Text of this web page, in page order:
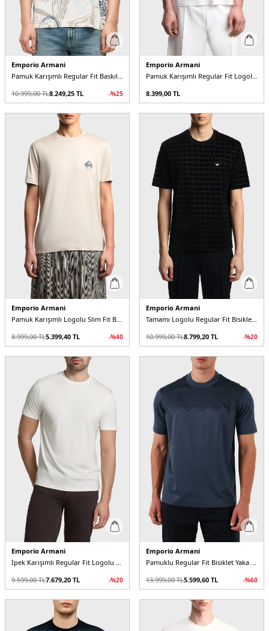
Emporio Armani
Pamuk Karışımlı Regular Fit Baskılı Bisiklet Yaka Erkek T Shirt
10.999,00TL8.249,25 TL -%25
Emporio Armani
Pamuk Karışımlı Regular Fit Logolu Bisiklet Yaka Erkek T Shirt
8.399,00 TL
Emporio Armani
Pamuk Karışımlı Logolu Slim Fit Bisiklet Yaka Erkek T Shirt
8.999,00TL5.399,40 TL -%40
Emporio Armani
Tamamı Logolu Regular Fit Bisiklet Yaka Erkek T Shirt
10.999,00TL8.799,20 TL -%20
Emporio Armani
İpek Karışımlı Regular Fit Logolu Bisiklet Yaka Erkek T Shirt
9.599,00TL7.679,20 TL -%20
Emporio Armani
Pamuklu Regular Fit Bisiklet Yaka Erkek T Shirt
13.999,00TL5.599,60 TL -%60